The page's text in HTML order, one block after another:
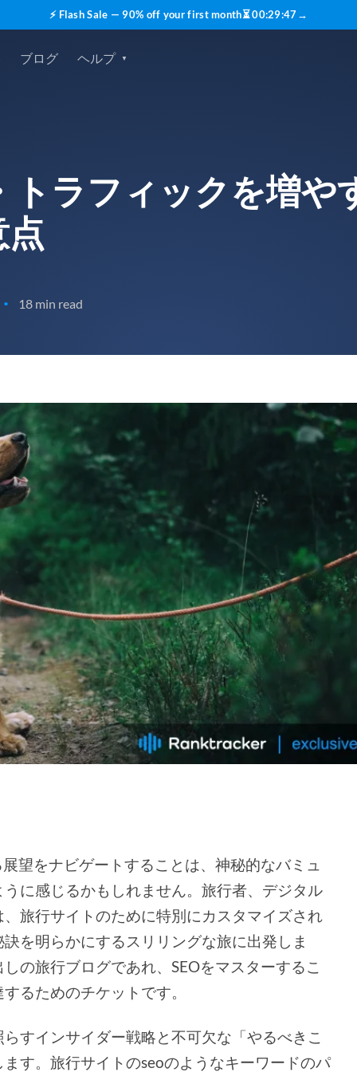
⚡ Flash Sale — 90% off your first month⏳00:29:45→
ブログ ヘルプ
トラフィックを増や
点
• 18 min read
望をナビゲートすることは、神秘的なバミュ
に感じるかもしれません。旅行者、デジタル
旅行サイトのために特別にカスタマイズされ
を明らかにするスリリングな旅に出発しま
の旅行ブログであれ、SEOをマスターするこ
るためのチケットです。
すインサイダー戦略と不可欠な「やるべきこ
す。旅行サイトのseoのようなキーワードのパ